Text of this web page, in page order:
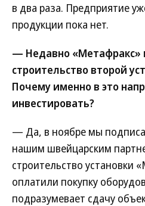
в два раза. Предприятие
продукции пока нет.
— Недавно «Метафракс»
строительство второй
Почему именно в это
инвестировать?
— Да, в ноябре мы
нашим швейцарским
строительство установки
оплатили покупку
подразумевает сдачу